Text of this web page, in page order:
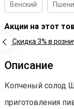
Венский
Акции на этот
Описание
Копченый солод
приготовления